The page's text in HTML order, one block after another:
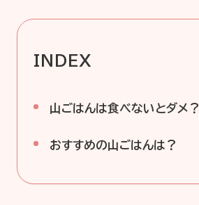
公式アカウント一覧
企業情報
INDEX
山ごはんは食べないとダメ？
おすすめの山ごはんは？